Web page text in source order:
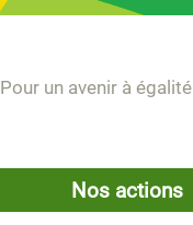
Pour un avenir à égalité
Nos actions